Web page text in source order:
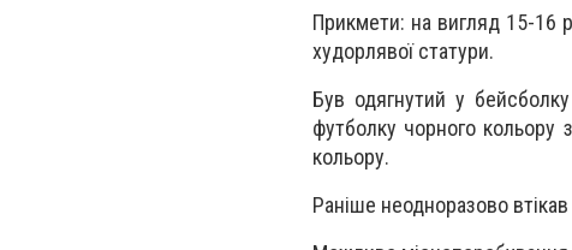
Прикмети: на вигляд 15-16
худорлявої статури.
Був одягнутий у
футболку чорного кольору
кольору.
Раніше неодноразово